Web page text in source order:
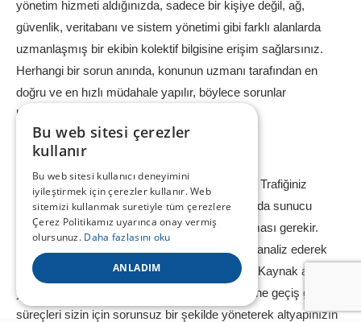
yönetim hizmeti aldığınızda, sadece bir kişiye değil, ağ,
güvenlik, veritabanı ve sistem yönetimi gibi farklı alanlarda
uzmanlaşmış bir ekibin kolektif bilgisine erişim sağlarsınız.
Herhangi bir sorun anında, konunun uzmanı tarafından en
doğru ve en hızlı müdahale yapılır, böylece sorunlar
büyümeden çözülür.
Ölçeklenebilirlik ve Esneklik
İşletmeniz büyüdükçe ihtiyaçlarınız da değişir. Trafiğiniz
arttığında veya yeni bir uygulama başlattığınızda sunucu
kaynaklarınızın da bu büyümeye ayak uydurması gerekir.
Profesyonel yönetim ekipleri, mevcut durumu analiz ederek
size en doğru ölçeklendirme stratejisini sunar. Kaynak artırımı,
yeni sunucu eklenmesi veya bulut teknolojilerine geçiş gibi
süreçleri sizin için sorunsuz bir şekilde yöneterek altyapınızın
Bu web sitesi çerezler
kullanır
Bu web sitesi kullanıcı deneyimini
iyileştirmek için çerezler kullanır. Web
sitemizi kullanmak suretiyle tüm çerezlere
Çerez Politikamız uyarınca onay vermiş
olursunuz. Daha fazlasını oku
ANLADIM